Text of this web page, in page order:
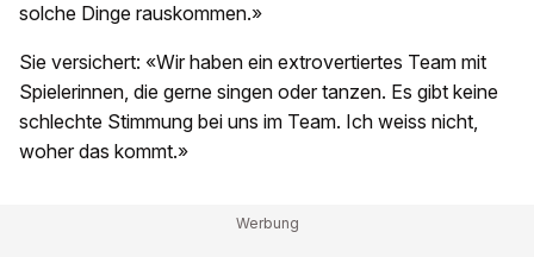
solche Dinge rauskommen.»
Sie versichert: «Wir haben ein extrovertiertes Team mit
Spielerinnen, die gerne singen oder tanzen. Es gibt keine
schlechte Stimmung bei uns im Team. Ich weiss nicht,
woher das kommt.»